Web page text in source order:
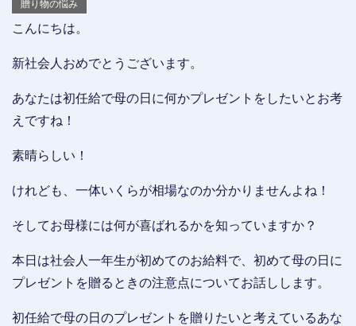
贈り物の悩み
こんにちは。
新社会人おめでとうございます。
あなたは初任給で母の日に何かプレゼントをしたいとお考
えですね！
素晴らしい！
けれども、一体いくらが相場なのか分かりませんよね！
そしてお母様には何が喜ばれるかを知っていますか？
本日は社会人一年生が初めてのお給料で、初めて母の日に
プレゼントを贈るときの注意点についてお話しします。
初任給で母の日のプレゼントを贈りたいと考えているあな